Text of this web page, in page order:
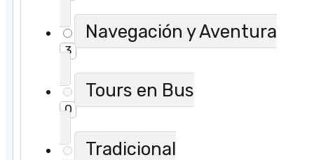
Navegación y Aventura
3
Tours en Bus
0
Tradicional